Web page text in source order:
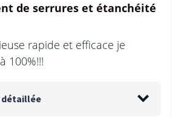
de serrures et étanchéité
rapide et efficace je
100%!!!
détaillée